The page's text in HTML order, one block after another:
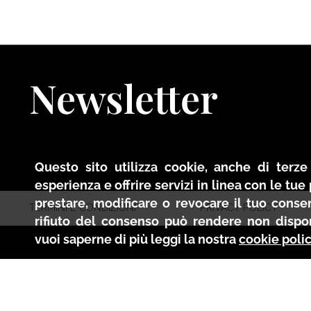
Newsletter
TERMINI E CONDIZIONI PRIVACY POLICY
Questo sito utilizza cookie, anche di
esperienza e offrire servizi in linea con le
prestare, modificare o revocare il tuo
rifiuto del consenso può rendere non
vuoi saperne di più leggi la nostra cookie